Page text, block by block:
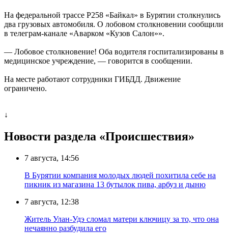
На федеральной трассе Р258 «Байкал» в Бурятии столкнулись
два грузовых автомобиля. О лобовом столкновении сообщили
в телеграм-канале «Аварком «Кузов Салон»».
— Лобовое столкновение! Оба водителя госпитализированы в
медицинское учреждение, — говорится в сообщении.
На месте работают сотрудники ГИБДД. Движение
ограничено.
↓
Новости раздела «Происшествия»
7 августа, 14:56
В Бурятии компания молодых людей похитила себе на
пикник из магазина 13 бутылок пива, арбуз и дыню
7 августа, 12:38
Житель Улан-Удэ сломал матери ключицу за то, что она
нечаянно разбудила его